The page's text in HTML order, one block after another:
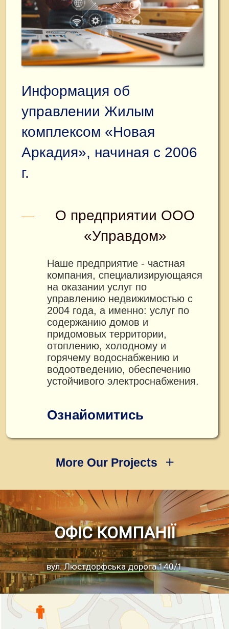
Информация об
управлении Жилым
комплексом «Новая
Аркадия», начиная с 2006
г.
О предприятии ООО
«Управдом»
Наше предприятие - частная
компания, специализирующаяся
на оказании услуг по
управлению недвижимостью с
2004 года, а именно: услуг по
содержанию домов и
придомовых территории,
отоплению, холодному и
горячему водоснабжению и
водоотведению, обеспечению
устойчивого электроснабжения.
Ознайомитись
More Our Projects
ОФІС КОМПАНІЇ
вул. Люстдорфська дорога 140/1